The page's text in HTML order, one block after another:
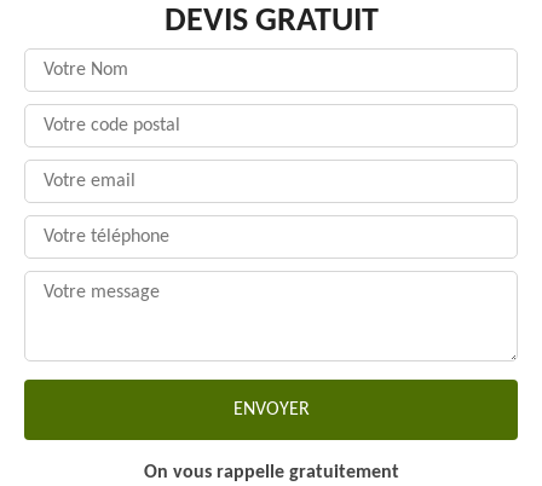
DEVIS GRATUIT
On vous rappelle gratuitement